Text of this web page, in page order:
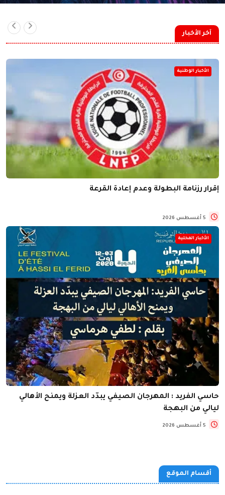
آخر الأخبار
الأخبار الوطنية
إقرار رزنامة البطولة وعدم إعادة القرعة
الأخبار المحلية
حاسي الفريد : المهرجان الصيفي يبدّد العزلة ويمنح الأهالي
ليالي من البهجة
أقسام الموقع